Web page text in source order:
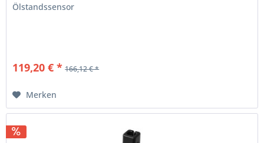
Ölstandssensor
119,20 € * 166,12 € *
Merken